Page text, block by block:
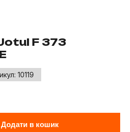
F 373
10119
Додати в кошик